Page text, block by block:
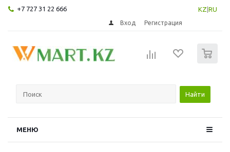
+7 727 31 22 666 KZ RU
Вход Регистрация
Найти
МЕНЮ